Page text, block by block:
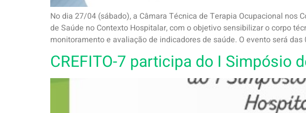
No dia 27/04 (sábado), a Câmara Técnica de Terapia Ocupacional nos
de Saúde no Contexto Hospitalar, com o objetivo sensibilizar o corpo
monitoramento e avaliação de indicadores de saúde. O evento será das
CREFITO-7 participa do I Simpósio